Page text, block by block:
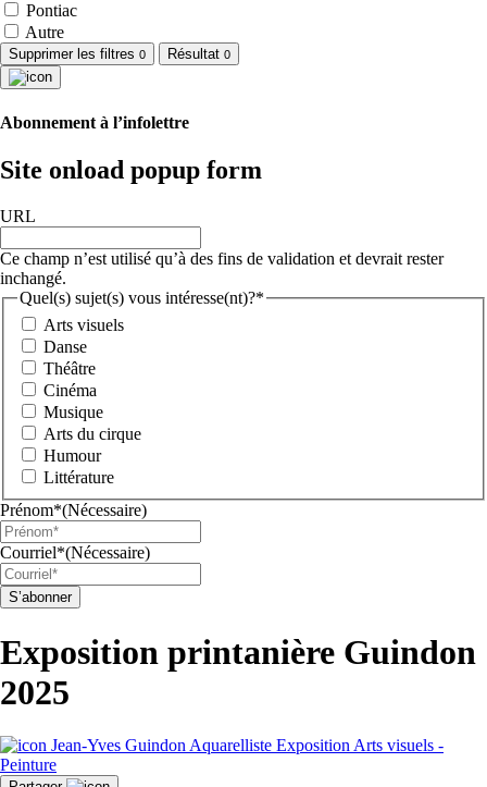
Pontiac
Autre
Supprimer les filtres 0 Résultat 0
Abonnement à l’infolettre
Site onload popup form
URL
Ce champ n’est utilisé qu’à des fins de validation et devrait rester
inchangé.
Quel(s) sujet(s) vous intéresse(nt)?*
Arts visuels
Danse
Théâtre
Cinéma
Musique
Arts du cirque
Humour
Littérature
Prénom*(Nécessaire)
Courriel*(Nécessaire)
Exposition printanière Guindon
2025
Jean-Yves Guindon Aquarelliste Exposition Arts visuels -
Peinture